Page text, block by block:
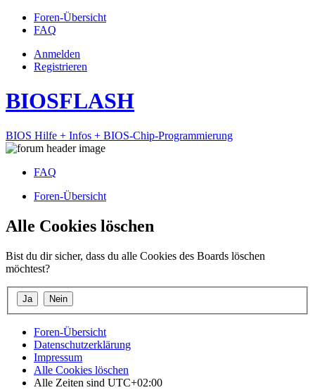
Foren-Übersicht
FAQ
Anmelden
Registrieren
BIOSFLASH
BIOS Hilfe + Infos + BIOS-Chip-Programmierung
FAQ
Foren-Übersicht
Alle Cookies löschen
Bist du dir sicher, dass du alle Cookies des Boards löschen
möchtest?
Foren-Übersicht
Datenschutzerklärung
Impressum
Alle Cookies löschen
Alle Zeiten sind UTC+02:00